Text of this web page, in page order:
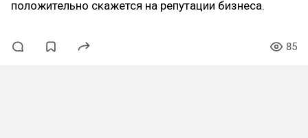
положительно скажется на репутации бизнеса.
85